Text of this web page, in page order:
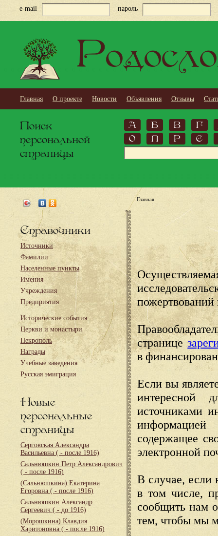
e-mail пароль
Главная О проекте Новости Объявления Отзывы
Поиск
персональной
страницы
А Б В
Г
О
П Р С
Справочники
Источники
Фамилии
Населенные пункты
Имения
Учреждения
Предприятия
Исторические события
Церкви и монастыри
Некрополь
Награды
Учебные заведения
Русская эмиграция
Новые
персональные
страницы
Серговская Александра
Васильевна ( - после 1916)
Сальнюшкин Петр Александрович
( - после 1916)
(Сальнюшкина) Екатерина
Егоровна ( - после 1916)
Сальнюшкин Александр
Сергеевич ( - до 1916)
(Морошкина) Клавдия
Харитоновна ( - после 1916)
Главная
пожертвований
странице
в
Если вы
интересной
источниками
содержащее
электронной
В случае, если
в том числе,
сообщить нам
тем, чтобы мы